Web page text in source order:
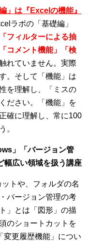
」は『Excelの機能』
ラボの「基礎編」
フィルターによる抽
コメント機能」「検
れていません。実際
。そして「機能」は
を理解し、「ミスの
ださい。「機能」を
確に理解し、常に100
。
」「バージョン管
幅広い領域を扱う講座
トや、フォルダの名
バージョン管理の考
」とは「図形」の描
のショートカットを
変更履歴機能」につい